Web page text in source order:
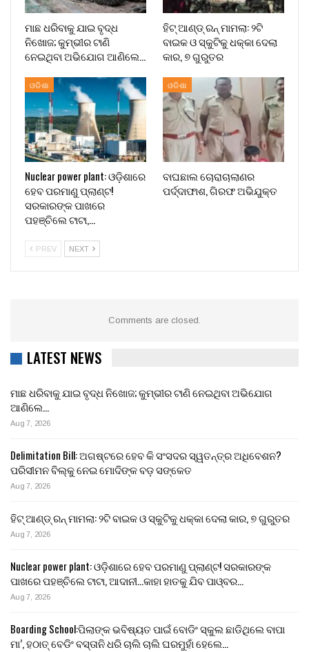
ମାଛ ଧରିବାକୁ ଯାଇ ବୃଦ୍ଧ
ନିଖୋଜ; କୁମ୍ଭୀର ଟାଣି
ନେଇଥିବା ଅଭିଯୋଗ ଆଣିଲେ…
ହିଟ୍ ଆଣ୍ଡ୍ ରନ୍ ମାମଲା: ୨ଟି
ବାଇକ ଓ ସ୍କୁଟିକୁ ଧକ୍କା ଦେଲା
କାର, ୭ ଗୁରୁତର
ଓଡିଶା
Nuclear power plant: ଓଡ଼ିଶାରେ
ହେବ ପରମାଣୁ ପ୍ଲାଣ୍ଟ!
ସରକାରଙ୍କ ପାଖରେ
ପହଞ୍ଚିଲେ ଟାଟା,…
ଓଡିଶା
ବାଘଛାଲ ଚୋରାଚାଲାଣର
ପର୍ଦ୍ଦାଫାଶ, ଗିରଫ ଅଭିଯୁକ୍ତ
PREV NEXT
Comments are closed.
LATEST NEWS
ମାଛ ଧରିବାକୁ ଯାଇ ବୃଦ୍ଧ ନିଖୋଜ; କୁମ୍ଭୀର ଟାଣି ନେଇଥିବା ଅଭିଯୋଗ
ଆଣିଲେ…
Aug 7, 2026
Delimitation Bill: ଅଗଷ୍ଟରେ ହେବ କି ସଂସଦର ସ୍ୱତନ୍ତ୍ର ଅଧିବେଶନ?
ପରିସୀମନ ବିଲ୍‌କୁ ନେଇ ମୋଦିଙ୍କ ବଡ଼ ସଙ୍କେତ
Aug 7, 2026
ହିଟ୍ ଆଣ୍ଡ୍ ରନ୍ ମାମଲା: ୨ଟି ବାଇକ ଓ ସ୍କୁଟିକୁ ଧକ୍କା ଦେଲା କାର, ୭ ଗୁରୁତର
Aug 7, 2026
Nuclear power plant: ଓଡ଼ିଶାରେ ହେବ ପରମାଣୁ ପ୍ଲାଣ୍ଟ! ସରକାରଙ୍କ
ପାଖରେ ପହଞ୍ଚିଲେ ଟାଟା, ଆଦାନୀ…କାହା ହାତକୁ ଯିବ ପାଓ୍ବର…
Aug 7, 2026
Boarding School:ପିଲାଙ୍କ ଭବିଷ୍ୟତ ପାଇଁ ବୋଡିଂ ସ୍କୁଲ ଛାଡିଥିଲେ ବାପା
ମା’, ହଠାତ୍ ବେଡିଂ ବସ୍ତାନି ଧରି ଚାଲି ଚାଲି ଘରମୁହାଁ ହେଲେ…